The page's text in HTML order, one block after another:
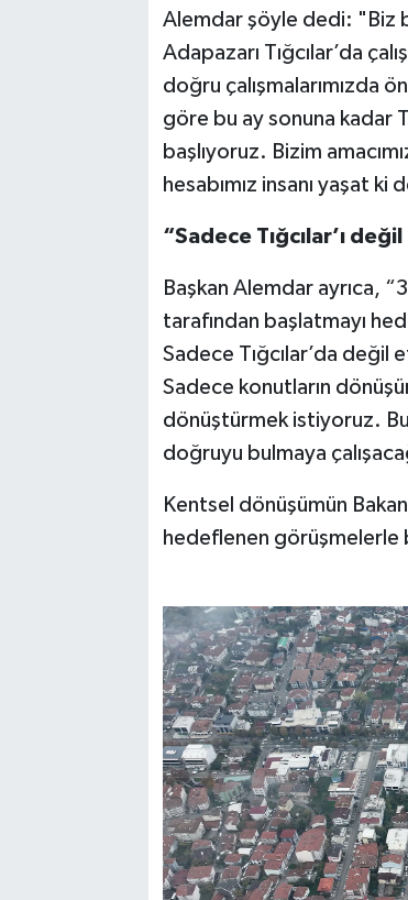
Alemdar şöyle dedi: "Biz
Adapazarı Tığcılar’da
doğru çalışmalarımızda
göre bu ay sonuna kadar
başlıyoruz. Bizim
hesabımız insanı yaşat ki
“Sadece Tığcılar’ı
Başkan Alemdar ayrıca,
tarafından başlatmayı
Sadece Tığcılar’da
Sadece konutların
dönüştürmek istiyoruz.
doğruyu bulmaya
Kentsel dönüşümün
hedeflenen görüşmelerle